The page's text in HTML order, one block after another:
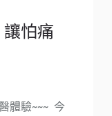
怕痛
體驗~~~ 今